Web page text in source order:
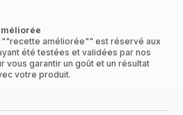
""recette améliorée"" est réservé aux
été testées et validées par nos
vous garantir un goût et un résultat
votre produit.